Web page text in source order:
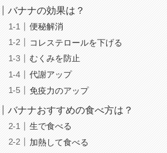
バナナの効果は？
便秘解消
コレステロールを下げる
むくみを防止
代謝アップ
免疫力のアップ
バナナおすすめの食べ方は？
生で食べる
加熱して食べる